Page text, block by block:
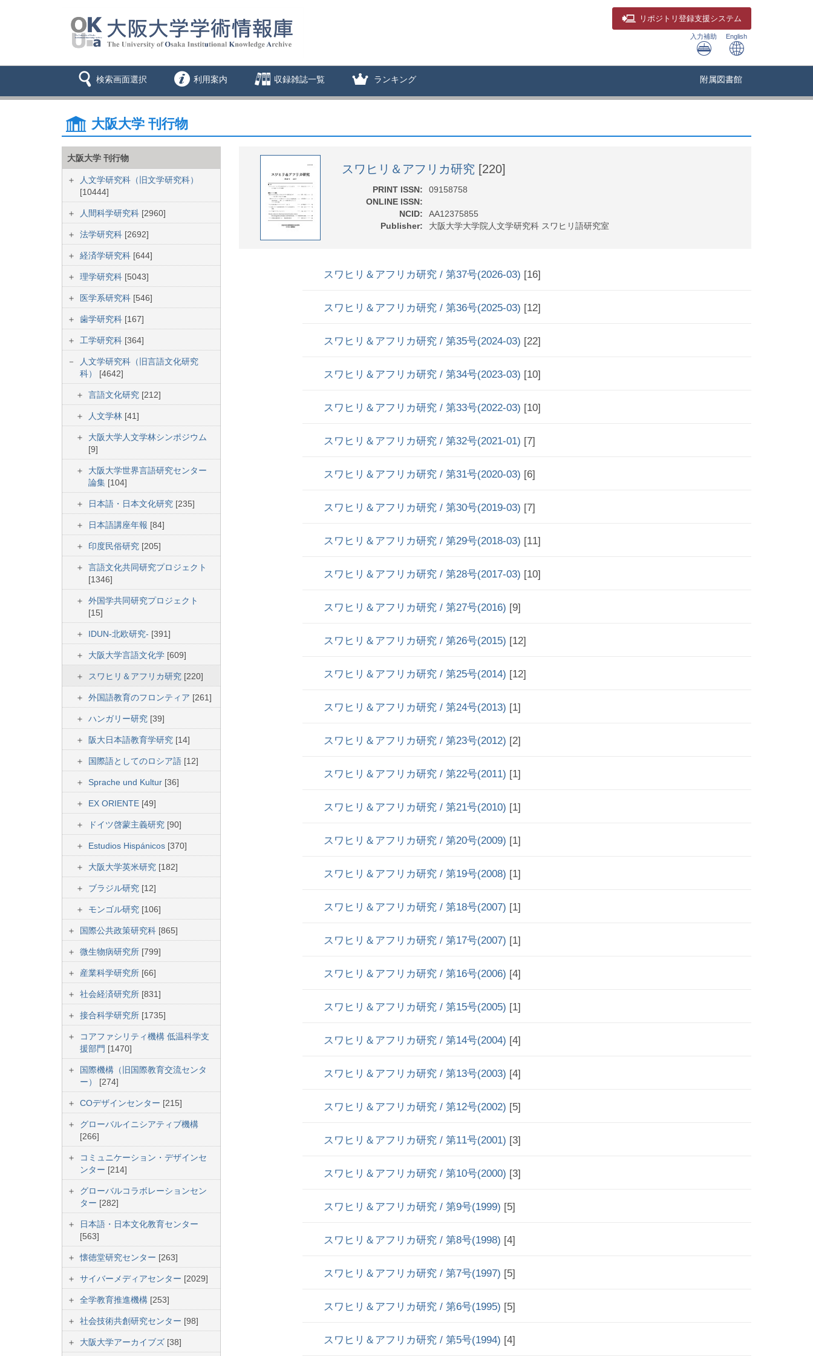
リポジトリ 登録支援システム
入力補助 English
検索画面選択 利用案内 収録雑誌一覧 ランキング 附属図書館
大阪大学 刊行物
大阪大学 刊行物
人文学研究科（旧文学研究科）
[10444]
人間科学研究科 [2960]
法学研究科 [2692]
経済学研究科 [644]
理学研究科 [5043]
医学系研究科 [546]
歯学研究科 [167]
工学研究科 [364]
人文学研究科（旧言語文化研究
科） [4642]
言語文化研究 [212]
人文学林 [41]
大阪大学人文学林シンポジウム
[9]
大阪大学世界言語研究センター
論集 [104]
日本語・日本文化研究 [235]
日本語講座年報 [84]
印度民俗研究 [205]
言語文化共同研究プロジェクト
[1346]
外国学共同研究プロジェクト
[15]
IDUN-北欧研究- [391]
大阪大学言語文化学 [609]
スワヒリ＆アフリカ研究 [220]
外国語教育のフロンティア [261]
ハンガリー研究 [39]
阪大日本語教育学研究 [14]
国際語としてのロシア語 [12]
Sprache und Kultur [36]
EX ORIENTE [49]
ドイツ啓蒙主義研究 [90]
Estudios Hispánicos [370]
大阪大学英米研究 [182]
ブラジル研究 [12]
モンゴル研究 [106]
国際公共政策研究科 [865]
微生物病研究所 [799]
産業科学研究所 [66]
社会経済研究所 [831]
接合科学研究所 [1735]
コアファシリティ機構 低温科学支
援部門 [1470]
国際機構（旧国際教育交流センタ
ー） [274]
COデザインセンター [215]
グローバルイニシアティブ機構
[266]
コミュニケーション・デザインセ
ンター [214]
グローバルコラボレーションセン
ター [282]
日本語・日本文化教育センター
[563]
懐徳堂研究センター [263]
サイバーメディアセンター [2029]
全学教育推進機構 [253]
社会技術共創研究センター [98]
大阪大学アーカイブズ [38]
スワヒリ＆アフリカ研究 [220]
PRINT ISSN:
09158758
ONLINE ISSN:
NCID:
AA12375855
Publisher:
大阪大学大学院人文学研究科 スワヒリ語研究室
スワヒリ＆アフリカ研究 / 第37号(2026-03) [16]
スワヒリ＆アフリカ研究 / 第36号(2025-03) [12]
スワヒリ＆アフリカ研究 / 第35号(2024-03) [22]
スワヒリ＆アフリカ研究 / 第34号(2023-03) [10]
スワヒリ＆アフリカ研究 / 第33号(2022-03) [10]
スワヒリ＆アフリカ研究 / 第32号(2021-01) [7]
スワヒリ＆アフリカ研究 / 第31号(2020-03) [6]
スワヒリ＆アフリカ研究 / 第30号(2019-03) [7]
スワヒリ＆アフリカ研究 / 第29号(2018-03) [11]
スワヒリ＆アフリカ研究 / 第28号(2017-03) [10]
スワヒリ＆アフリカ研究 / 第27号(2016) [9]
スワヒリ＆アフリカ研究 / 第26号(2015) [12]
スワヒリ＆アフリカ研究 / 第25号(2014) [12]
スワヒリ＆アフリカ研究 / 第24号(2013) [1]
スワヒリ＆アフリカ研究 / 第23号(2012) [2]
スワヒリ＆アフリカ研究 / 第22号(2011) [1]
スワヒリ＆アフリカ研究 / 第21号(2010) [1]
スワヒリ＆アフリカ研究 / 第20号(2009) [1]
スワヒリ＆アフリカ研究 / 第19号(2008) [1]
スワヒリ＆アフリカ研究 / 第18号(2007) [1]
スワヒリ＆アフリカ研究 / 第17号(2007) [1]
スワヒリ＆アフリカ研究 / 第16号(2006) [4]
スワヒリ＆アフリカ研究 / 第15号(2005) [1]
スワヒリ＆アフリカ研究 / 第14号(2004) [4]
スワヒリ＆アフリカ研究 / 第13号(2003) [4]
スワヒリ＆アフリカ研究 / 第12号(2002) [5]
スワヒリ＆アフリカ研究 / 第11号(2001) [3]
スワヒリ＆アフリカ研究 / 第10号(2000) [3]
スワヒリ＆アフリカ研究 / 第9号(1999) [5]
スワヒリ＆アフリカ研究 / 第8号(1998) [4]
スワヒリ＆アフリカ研究 / 第7号(1997) [5]
スワヒリ＆アフリカ研究 / 第6号(1995) [5]
スワヒリ＆アフリカ研究 / 第5号(1994) [4]